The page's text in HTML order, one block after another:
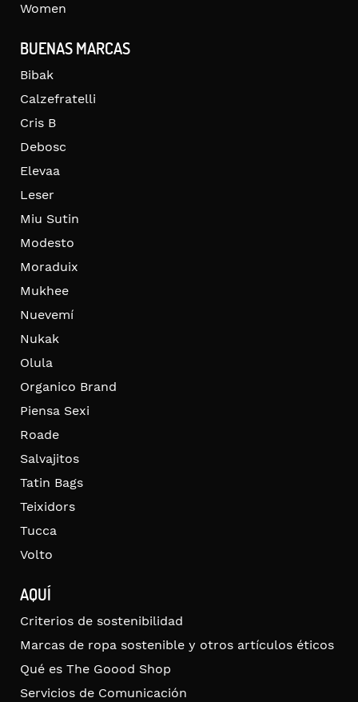
Women
BUENAS MARCAS
Bibak
Calzefratelli
Cris B
Debosc
Elevaa
Leser
Miu Sutin
Modesto
Moraduix
Mukhee
Nuevemí
Nukak
Olula
Organico Brand
Piensa Sexi
Roade
Salvajitos
Tatin Bags
Teixidors
Tucca
Volto
AQUÍ
Criterios de sostenibilidad
Marcas de ropa sostenible y otros artículos éticos
Qué es The Goood Shop
Servicios de Comunicación